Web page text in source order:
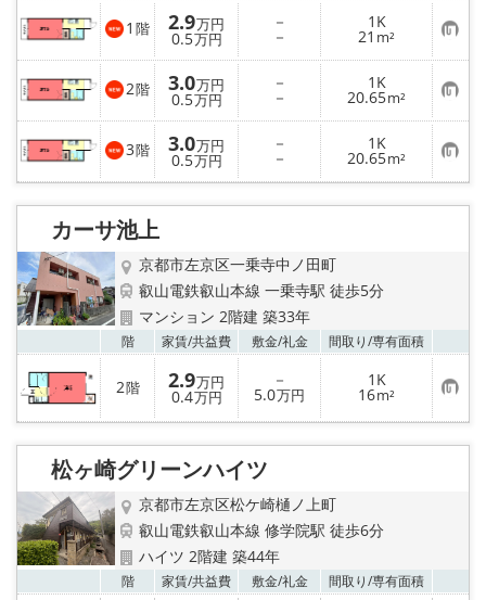
1 階 2.9万円
0.5万円
－
－
1K
21 m² お
気
に
入
り
登
録
2階 3.0万円
0.5万円
－
－
1K
20.65m² お
気
に
入
り
登
録
3階 3.0万円
0.5万円
－
－
1K
20.65m² お
気
に
入
カーサ池上
京都市左京区一乗寺中ノ田町
叡山電鉄叡山本線 一乗寺駅 徒歩5分
マンション 2階建 築33年
階 家賃/共益費 敷金/礼金 間取り/専有面積
2階 2.9万円
0.4万円
－
5.0万円
1K
16m² お
気
に
松ヶ崎グリーンハイツ
京都市左京区松ケ崎樋ノ上町
叡山電鉄叡山本線 修学院駅 徒歩6分
ハイツ 2階建 築44年
階 家賃/共益費 敷金/礼金 間取り/専有面積